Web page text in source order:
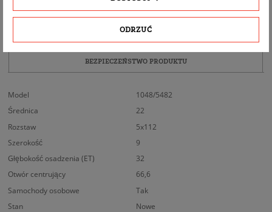
OPIS
BEZPIECZEŃSTWO PRODUKTU
Model
1048/5482
Średnica
22
Rozstaw
5x112
Szerokość
9
Głębokość osadzenia (ET)
32
Otwór centrujący
66,6
Samochody osobowe
Tak
Stan
Nowe
ODRZUĆ